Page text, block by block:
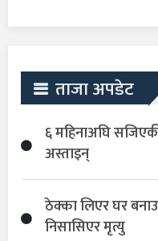
ताजा अपडेट
६ महिनाअघि
अस्ताइन्
ठेक्का लिएर घर
निसासिएर मृत्यु